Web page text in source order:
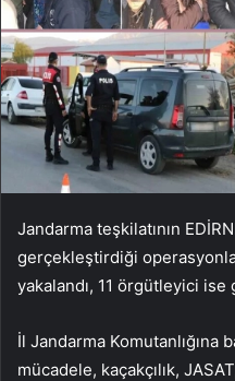
Jandarma teşkilatının
gerçekleştirdiği
yakalandı, 11 örgütleyici ise
İl Jandarma Komutanlığına
mücadele, kaçakçılık,